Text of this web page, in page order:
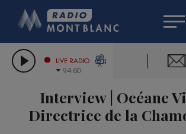
LES CHRONIQUES DE
CITIZEN MACHINERY
GRAND MASSIF DOMAINES
BIGARD
COMPAGNIE DU MONT-
LIVE RADIO
94.60
Interview | Océane
Directrice de la